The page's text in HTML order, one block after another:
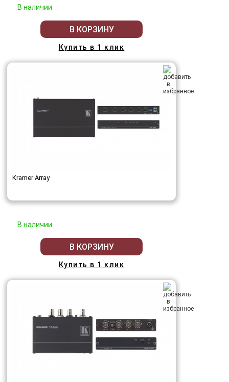
В наличии
В КОРЗИНУ
Купить в 1 клик
Kramer Array
В наличии
В КОРЗИНУ
Купить в 1 клик